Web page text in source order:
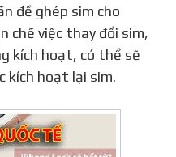
đề ghép sim cho
chế việc thay đổi sim,
kích hoạt, có thể sẽ
kích hoạt lại sim.